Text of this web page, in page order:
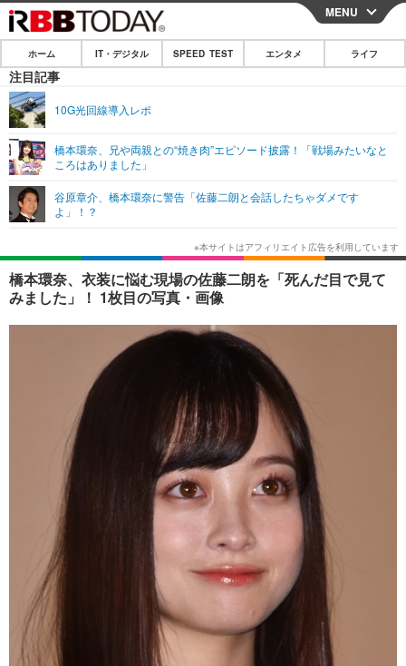
CLOSE
ホーム
IT・デジタル
ネタ
ショッピング その他
SPEED TEST
エンタメ
エンタメTOP
韓国・芸能
音楽 スポーツ
ショッピング
ライフ
ライフTOP グルメ
ペット ショッピング
その他
リリース一覧
プッシュ通知の停止方法
MENU
ホーム IT・デジタル SPEED TEST エンタメ ライフ
注目記事
10G光回線導入レポ
橋本環奈、兄や両親との“焼き肉”エピソード披露！「戦場みたいなと
ころはありました」
谷原章介、橋本環奈に警告「佐藤二朗と会話したちゃダメです
よ」！？
橋本環奈、衣装に悩む現場の佐藤二朗を「死んだ目で見て
みました」！ 1枚目の写真・画像